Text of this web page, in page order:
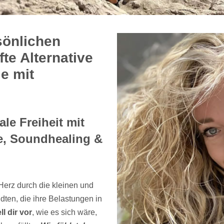
Alternative
mit
Freiheit mit
Soundhealing &
durch die kleinen und
die ihre Belastungen in
dir vor, wie es sich wäre,